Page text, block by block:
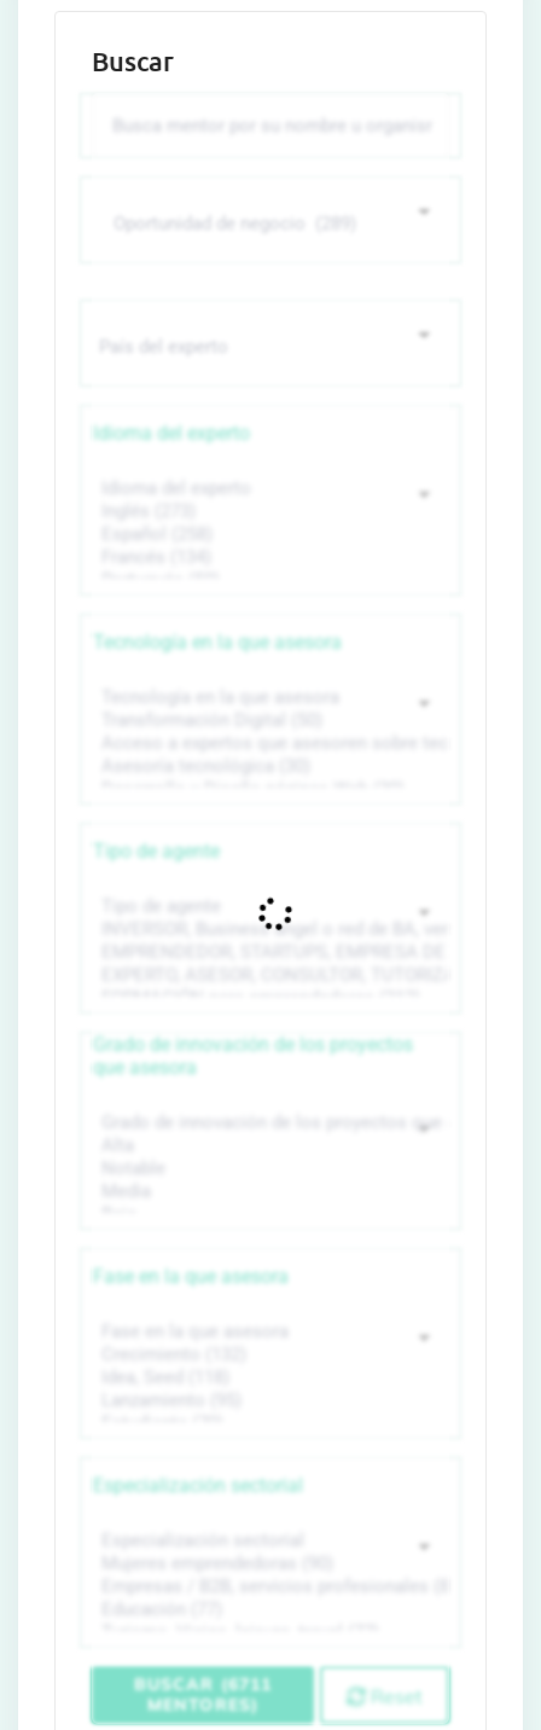
Buscar
Idioma del experto
Tecnología en la que asesora
Tipo de agente
Grado de innovación de los proyectos
que asesora
Fase en la que asesora
Especialización sectorial
BUSCAR (6711
MENTORES)
Reset